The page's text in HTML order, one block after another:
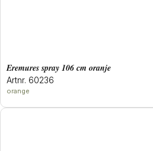
eremures spray 106 cm oranje
Artnr. 60236
orange